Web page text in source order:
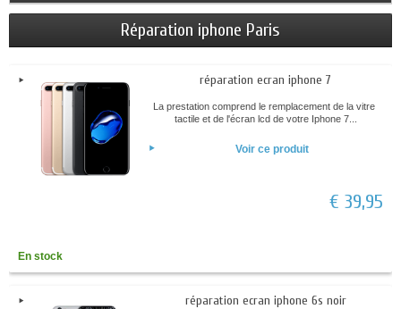
Réparation iphone Paris
réparation ecran iphone 7
La prestation comprend le remplacement de la vitre
tactile et de l'écran lcd de votre Iphone 7...
Voir ce produit
€ 39,95
En stock
réparation ecran iphone 6s noir